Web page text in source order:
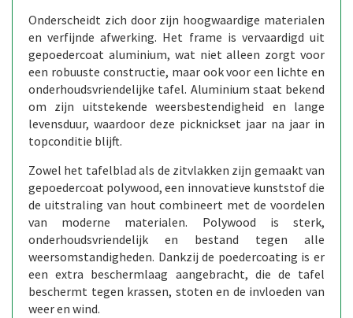
Onderscheidt zich door zijn hoogwaardige materialen
en verfijnde afwerking. Het frame is vervaardigd uit
gepoedercoat aluminium, wat niet alleen zorgt voor
een robuuste constructie, maar ook voor een lichte en
onderhoudsvriendelijke tafel. Aluminium staat bekend
om zijn uitstekende weersbestendigheid en lange
levensduur, waardoor deze picknickset jaar na jaar in
topconditie blijft.
Zowel het tafelblad als de zitvlakken zijn gemaakt van
gepoedercoat polywood, een innovatieve kunststof die
de uitstraling van hout combineert met de voordelen
van moderne materialen. Polywood is sterk,
onderhoudsvriendelijk en bestand tegen alle
weersomstandigheden. Dankzij de poedercoating is er
een extra beschermlaag aangebracht, die de tafel
beschermt tegen krassen, stoten en de invloeden van
weer en wind.